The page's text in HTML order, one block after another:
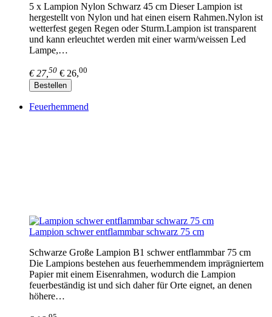
5 x Lampion Nylon Schwarz 45 cm Dieser Lampion ist
hergestellt von Nylon und hat einen eisern Rahmen.Nylon ist
wetterfest gegen Regen oder Sturm.Lampion ist transparent
und kann erleuchtet werden mit einer warm/weissen Led
Lampe,…
€ 27, 50 € 26,00
Bestellen
Feuerhemmend
Lampion schwer entflammbar schwarz 75 cm
Schwarze Große Lampion B1 schwer entflammbar 75 cm
Die Lampions bestehen aus feuerhemmendem imprägniertem
Papier mit einem Eisenrahmen, wodurch die Lampion
feuerbeständig ist und sich daher für Orte eignet, an denen
höhere…